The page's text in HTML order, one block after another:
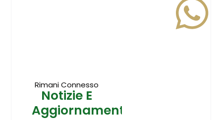
Rimani Connesso
Notizie E
Aggiornamenti